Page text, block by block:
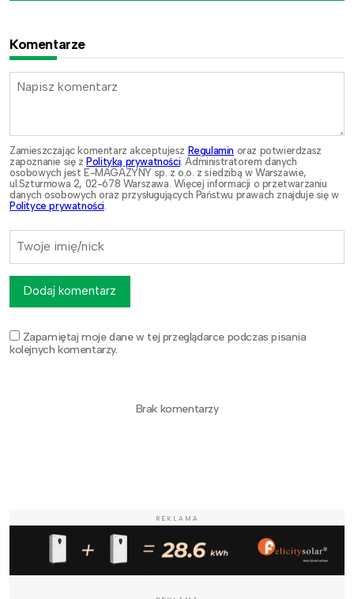
Komentarze
Zamieszczając komentarz akceptujesz Regulamin oraz potwierdzasz
zapoznanie się z Polityką prywatności. Administratorem danych
osobowych jest E-MAGAZYNY sp. z o.o. z siedzibą w Warszawie,
ul.Szturmowa 2, 02-678 Warszawa. Więcej informacji o przetwarzaniu
danych osobowych oraz przysługujących Państwu prawach znajduje się w
Polityce prywatności.
Zapamiętaj moje dane w tej przeglądarce podczas pisania
kolejnych komentarzy.
Dodaj komentarz
Brak komentarzy
REKLAMA